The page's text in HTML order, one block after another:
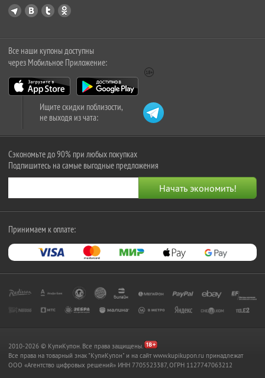
Все наши купоны доступны
через Мобильное Приложение:
Ищите скидки поблизости,
не выходя из чата:
Сэкономьте до 90% при любых покупках
Подпишитесь на самые выгодные предложения
Принимаем к оплате:
2010-2026 © КупиКупон. Все права защищены.
Все права на товарный знак "КупиКупон" и на сайт www.kupikupon.ru принадлежат
OOO «Агентство цифровых решений» ИНН 7705523387, ОГРН 1127747063212